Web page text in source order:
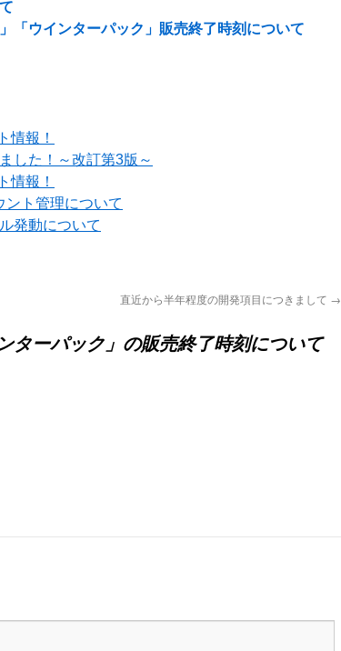
「ウインターパック」販売終了時刻について
情報！
した！～改訂第3版～
情報！
ト管理について
発動について
直近から半年程度の開発項目につきまして →
ターパック」の販売終了時刻について